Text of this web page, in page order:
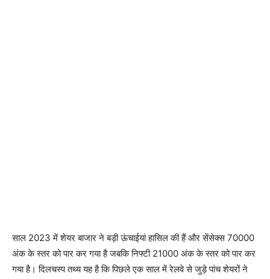
साल 2023 में शेयर बाजार ने बड़ी ऊंचाईयां हासिल की हैं और सेंसेक्स 70000
अंक के स्तर को पार कर गया है जबकि निफ्टी 21000 अंक के स्तर को पार कर
गया है। दिलचस्प तथ्य यह है कि पिछले एक साल में रेलवे से जुड़े पांच शेयरों ने